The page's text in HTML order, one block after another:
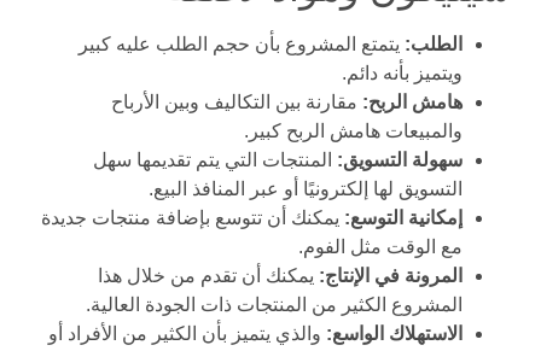
الطلب: يتمتع المشروع بأن حجم الطلب عليه كبير
ويتميز بأنه دائم.
هامش الربح: مقارنة بين التكاليف وبين الأرباح
والمبيعات هامش الربح كبير.
سهولة التسويق: المنتجات التي يتم تقديمها سهل
التسويق لها إلكترونيًا أو عبر المنافذ البيع.
إمكانية التوسع: يمكنك أن تتوسع بإضافة منتجات جديدة
مع الوقت مثل الفوم.
المرونة في الإنتاج: يمكنك أن تقدم من خلال هذا
المشروع الكثير من المنتجات ذات الجودة العالية.
الاستهلاك الواسع: والذي يتميز بأن الكثير من الأفراد أو